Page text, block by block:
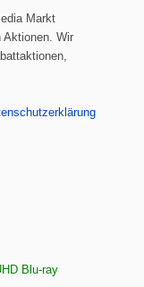
Markt
Aktionen. Wir
Blu-ray